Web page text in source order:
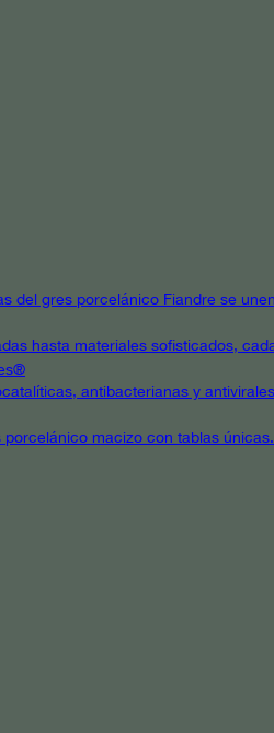
del gres porcelánico Fiandre se
hasta materiales sofisticados,
antibacterianas y
porcelánico macizo con tablas